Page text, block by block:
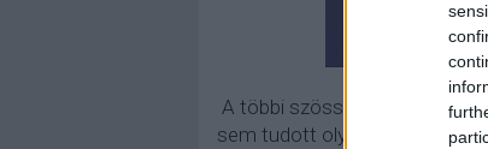
A többi szösszenet tőle
sem tudott olyan vicces és